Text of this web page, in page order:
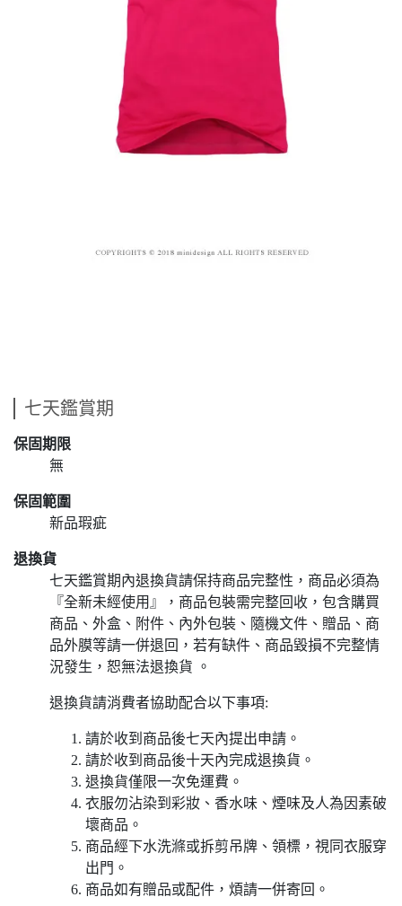
七天鑑賞期
保固期限
無
保固範圍
新品瑕疵
退換貨
七天鑑賞期內退換貨請保持商品完整性，商品必須為
『全新未經使用』，商品包裝需完整回收，包含購買
商品、外盒、附件、內外包裝、隨機文件、贈品、商
品外膜等請一併退回，若有缺件、商品毀損不完整情
況發生，恕無法退換貨 。
退換貨請消費者協助配合以下事項:
請於收到商品後七天內提出申請。
請於收到商品後十天內完成退換貨。
退換貨僅限一次免運費。
衣服勿沾染到彩妝、香水味、煙味及人為因素破
壞商品。
商品經下水洗滌或拆剪吊牌、領標，視同衣服穿
出門。
商品如有贈品或配件，煩請一併寄回。